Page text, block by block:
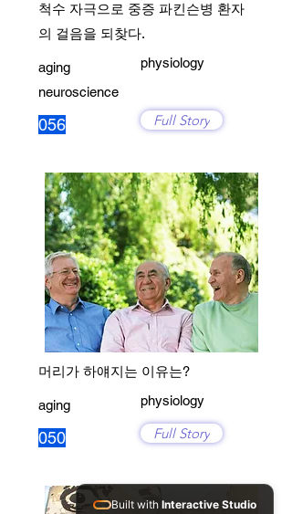
척수 자극으로 중증 파킨슨병 환자
의 걸음을 되찾다.
aging
neuroscience
056
physiology
Full Story
머리가 하얘지는 이유는?
aging
050
physiology
Full Story
Built with Interactive Studio